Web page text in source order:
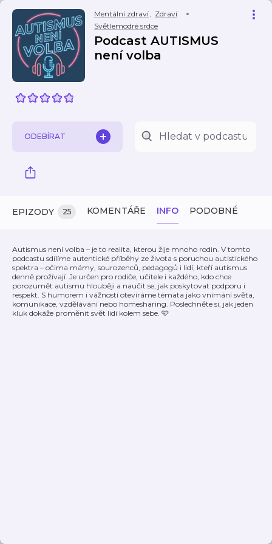
Mentální zdraví, Zdraví
Světlemodré srdce
Podcast AUTISMUS
není volba
ODEBÍRAT
EPIZODY 25 KOMENTÁŘE INFO PODOBNÉ
Autismus není volba – je to realita, kterou žije mnoho rodin. V tomto
podcastu sdílíme autentické příběhy ze života s poruchou autistického
spektra – očima mámy, sourozenců, pedagogů i lidí, kteří autismus
denně prožívají. Je určen pro rodiče, učitele i každého, kdo chce
porozumět autismu hlouběji a naučit se, jak poskytovat podporu i
respekt. S humorem i vážností otevíráme témata jako vnímání světa,
komunikace, vzdělávání nebo homesharing. Poslechněte si, jak jeden
kluk dokáže proměnit svět lidí kolem sebe. 🩵